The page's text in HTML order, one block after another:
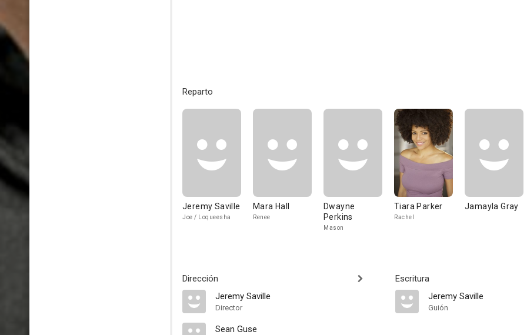
Reparto
Jeremy Saville
Joe / Loqueesha
Mara Hall
Renee
Dwayne
Perkins
Mason
Tiara Parker
Rachel
Jamayla Gray
Dirección
Jeremy Saville
Director
Sean Guse
Escritura
Jeremy Saville
Guión